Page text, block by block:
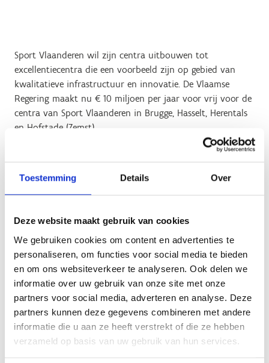
Toestemming Details Over
Deze website maakt gebruik van cookies
We gebruiken cookies om content en advertenties te
personaliseren, om functies voor social media te bieden
en om ons websiteverkeer te analyseren. Ook delen we
informatie over uw gebruik van onze site met onze
partners voor social media, adverteren en analyse. Deze
partners kunnen deze gegevens combineren met andere
informatie die u aan ze heeft verstrekt of die ze hebben
verzameld op basis van uw gebruik van hun services.
Sport Vlaanderen wil zijn centra uitbouwen tot
excellentiecentra die een voorbeeld zijn op gebied van
kwalitatieve infrastructuur en innovatie. De Vlaamse
Regering maakt nu € 10 miljoen per jaar voor vrij voor de
centra van Sport Vlaanderen in Brugge, Hasselt, Herentals
en Hofstade (Zemst).
In de centrale en dichtbevolkte provincie Vlaams-Brabant
is er momenteel geen zwembad van olympische
proporties. Zo’n zwembad van 50 meter lang met minstens
10 banen vind je wel in bijvoorbeeld Brugge, Antwerpen
(Zemst) zal nu uitgebouwd worden tot het grootste
sportieve zwembadencomplex in Vlaanderen, inclusief dat
eerste olympische zwembad in Vlaams-Brabant van 50
meter lang en 25 meter breed.
Er komt ook een instructiezwembad van 25 meter lang
met een geïntegreerd camerasysteem om analyses te
maken van alle bewegingen onder water, zodat
Het wordt infrastructuur van topniveau, geschikt om